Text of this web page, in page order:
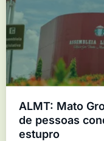
ALMT: Mato
de pessoas
estupro